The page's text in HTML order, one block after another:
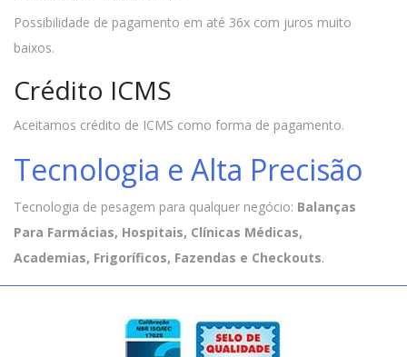
Possibilidade de pagamento em até 36x com juros muito
baixos.
Crédito ICMS
Aceitamos crédito de ICMS como forma de pagamento.
Tecnologia e Alta Precisão
Tecnologia de pesagem para qualquer negócio: Balanças
Para Farmácias, Hospitais, Clínicas Médicas,
Academias, Frigoríficos, Fazendas e Checkouts.